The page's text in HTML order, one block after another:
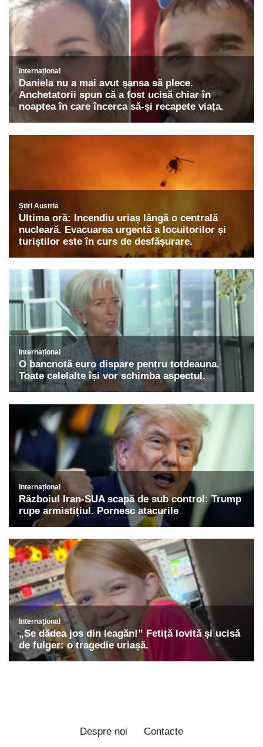
Despre noi Contacte